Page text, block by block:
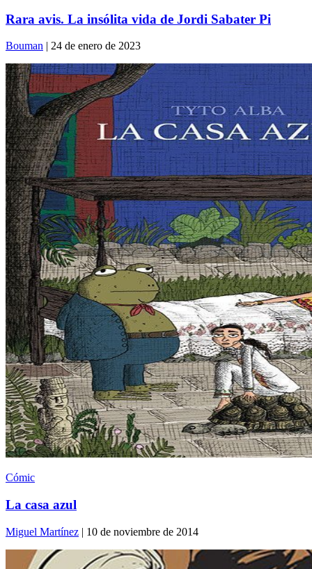
Rara avis. La insólita vida de Jordi Sabater Pi
Bouman | 24 de enero de 2023
Cómic
La casa azul
Miguel Martínez | 10 de noviembre de 2014